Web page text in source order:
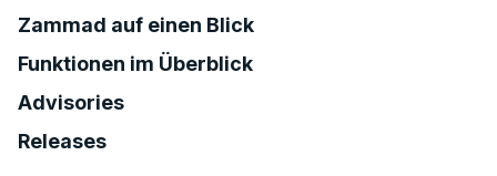
Zammad auf einen Blick
Funktionen im Überblick
Advisories
Releases